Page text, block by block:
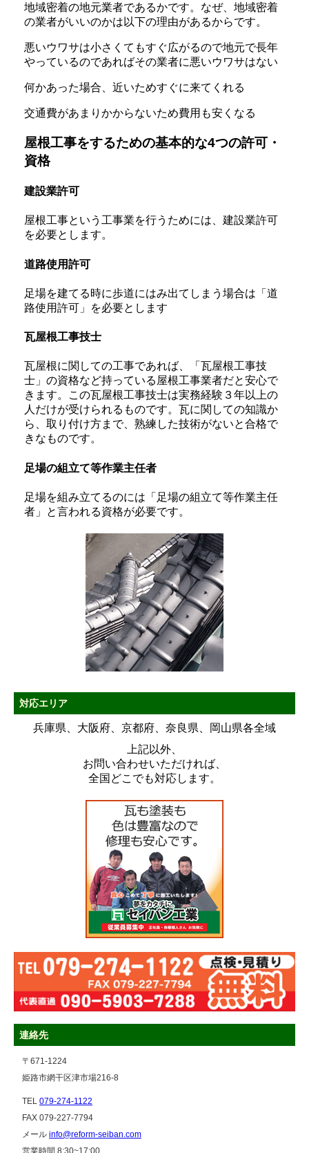
地域密着の地元業者であるかです。なぜ、地域密着
の業者がいいのかは以下の理由があるからです。
悪いウワサは小さくてもすぐ広がるので地元で長年
やっているのであればその業者に悪いウワサはない
何かあった場合、近いためすぐに来てくれる
交通費があまりかからないため費用も安くなる
屋根工事をするための基本的な4つの許可・
資格
建設業許可
屋根工事という工事業を行うためには、建設業許可
を必要とします。
道路使用許可
足場を建てる時に歩道にはみ出てしまう場合は「道
路使用許可」を必要とします
瓦屋根工事技士
瓦屋根に関しての工事であれば、「瓦屋根工事技
士」の資格など持っている屋根工事業者だと安心で
きます。この瓦屋根工事技士は実務経験３年以上の
人だけが受けられるものです。瓦に関しての知識か
ら、取り付け方まで、熟練した技術がないと合格で
きなものです。
足場の組立て等作業主任者
足場を組み立てるのには「足場の組立て等作業主任
者」と言われる資格が必要です。
対応エリア
兵庫県、大阪府、京都府、奈良県、岡山県各全域
上記以外、
お問い合わせいただければ、
全国どこでも対応します。
連絡先
〒671-1224
姫路市網干区津市場216-8
TEL 079-274-1122
FAX 079-227-7794
メール info@reform-seiban.com
営業時間 8:30~17:00